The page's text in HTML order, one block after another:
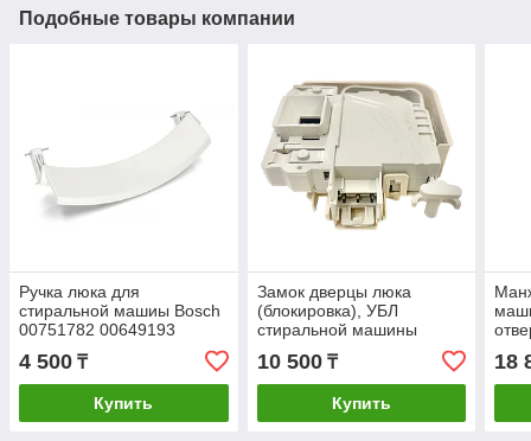
Подобные товары компании
Ручка люка для
стиральной машиы Bosch
00751782 00649193
4 500 ₸
Купить
Замок дверцы люка
(блокировка), УБЛ
стиральной машины
Bosch, Siemens, 613070
10 500₸
Купить
18